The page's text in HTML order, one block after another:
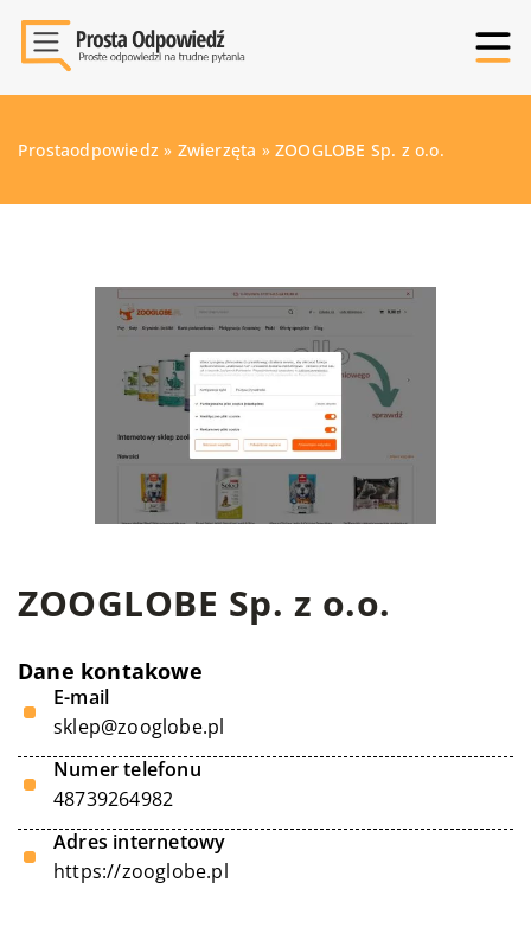
Prostaodpowiedz » Zwierzęta »ZOOGLOBE Sp. z o.o.
ZOOGLOBE Sp. z o.o.
Dane kontakowe
E-mail
sklep@zooglobe.pl
Numer telefonu
48739264982
Adres internetowy
https://zooglobe.pl